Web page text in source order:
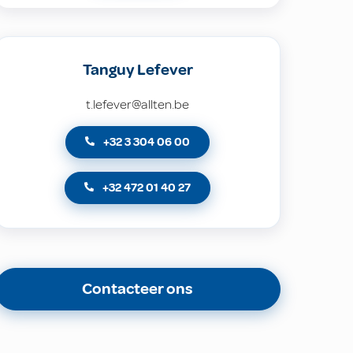
Tanguy Lefever
t.lefever@allten.be
+32 3 304 06 00
+32 472 01 40 27
Contacteer ons